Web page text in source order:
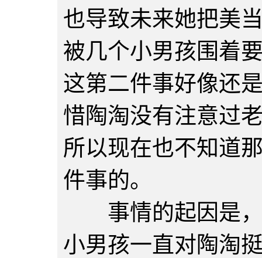
也导致未来她把美
被几个小男孩围着
这第二件事好像还
惜陶淘没有注意过
所以现在也不知道
件事的。
事情的起因是，
小男孩一直对陶淘